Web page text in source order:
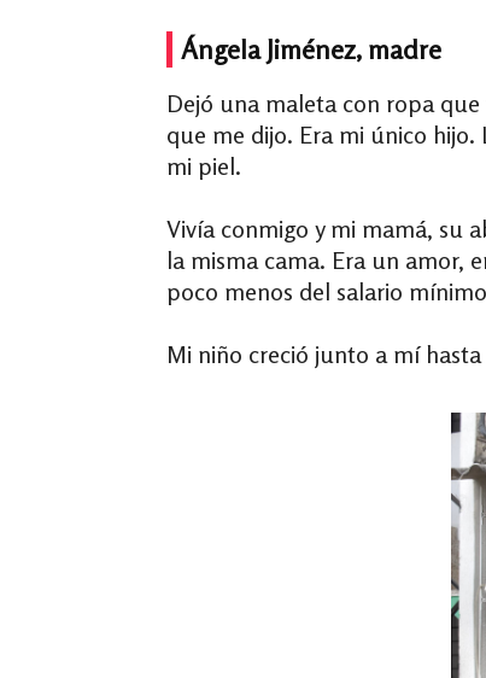
Ángela Jiménez, madre
Dejó una maleta con ropa
que me dijo. Era mi único hijo.
mi piel.
Vivía conmigo y mi mamá, su
la misma cama. Era un amor,
poco menos del salario
Mi niño creció junto a mí